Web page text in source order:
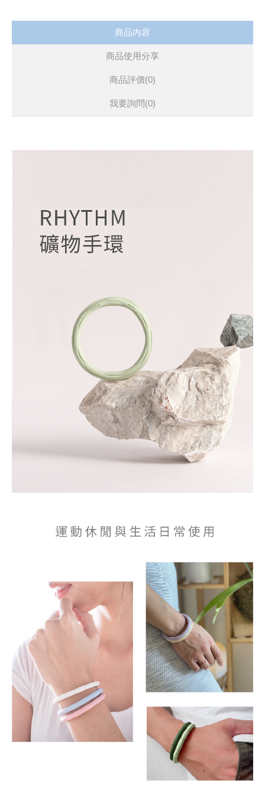
礦物配方含礦物元素及釋放遠紅外線特性
矽膠具有輕巧彈性的特色，日常、運動穿戴皆舒適
全系列14色， 自由搭配你的個人風格
商品內容
商品使用分享
商品評價(0)
我要詢問(0)